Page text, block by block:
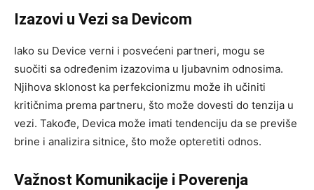
Izazovi u Vezi sa Devicom
Iako su Device verni i posvećeni partneri, mogu se
suočiti sa određenim izazovima u ljubavnim odnosima.
Njihova sklonost ka perfekcionizmu može ih učiniti
kritičnima prema partneru, što može dovesti do tenzija u
vezi. Takođe, Devica može imati tendenciju da se previše
brine i analizira sitnice, što može opteretiti odnos.
Važnost Komunikacije i Poverenja